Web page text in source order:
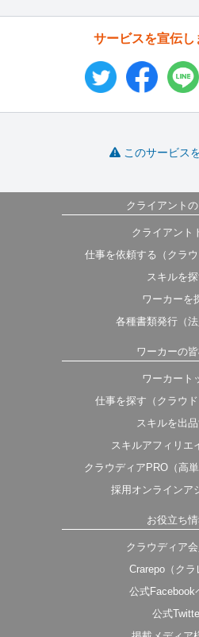
サービスを宣伝し
このサービス
クライアント
クライアント
仕事を依頼する（クラウ
スキルを
ワーカーを
各種書類発行（法
ワーカーの
ワーカート
仕事を探す（クラウド
スキルを出
スキルアフィリエ
クラウディアPRO（高
採用オンラインア
お役立ち
クラウディア
Crarepo（クラ
公式Facebook
公式